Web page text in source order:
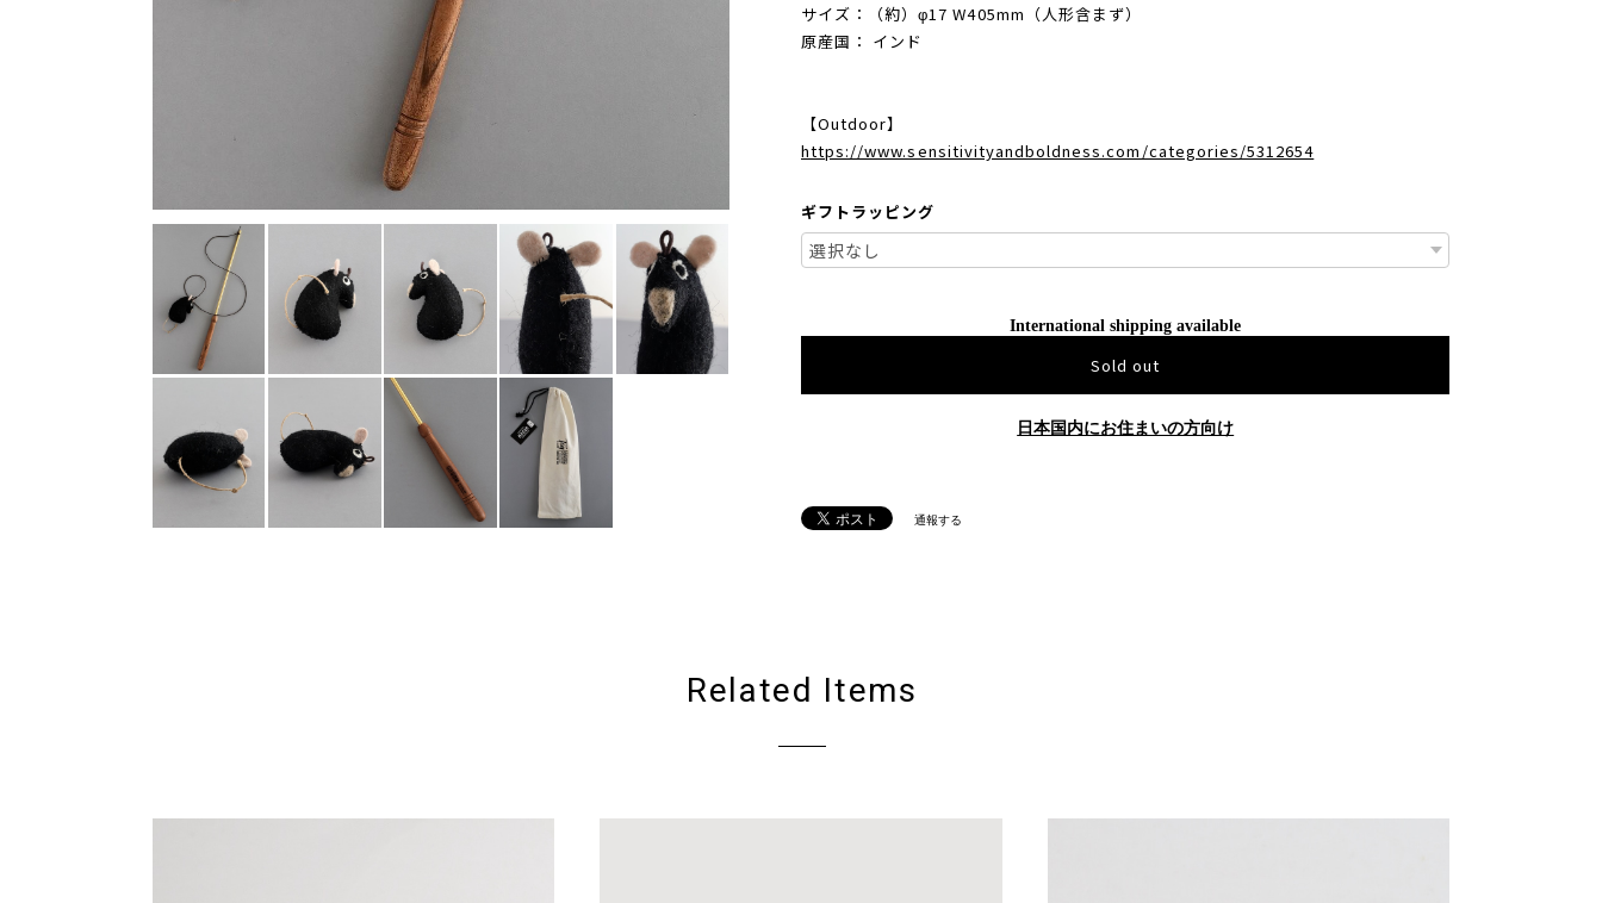
サイズ：（約）φ17 W405mm（人形含まず）
原産国： インド
【Outdoor】
https://www.sensitivityandboldness.com/categories/5312654
ギフトラッピング
International shipping available
Sold out
日本国内にお住まいの方向け
通報する
Related Items